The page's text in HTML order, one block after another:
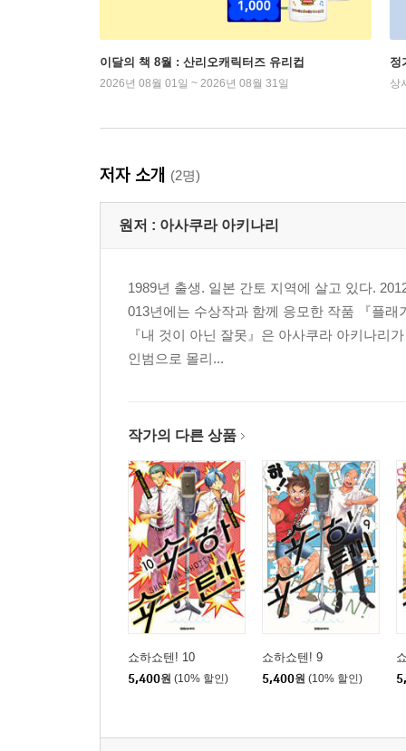
이달의 책 8월 : 산리오캐릭터즈 유리컵
2026년 08월 01일 ~ 2026년 08월 31일
정
상
저자 소개 (2명)
원저 : 아사쿠라 아키나리
1989년 출생. 일본 간토 지역에 살고 있다.
013년에는 수상작과 함께 응모한 작품 『플
『내 것이 아닌 잘못』은 아사쿠라 아키나리
인범으로 몰리...
작가의 다른 상품
쇼하쇼텐! 10
5,400원 (10% 할인)
쇼하쇼텐! 9
5,400원 (10% 할인)